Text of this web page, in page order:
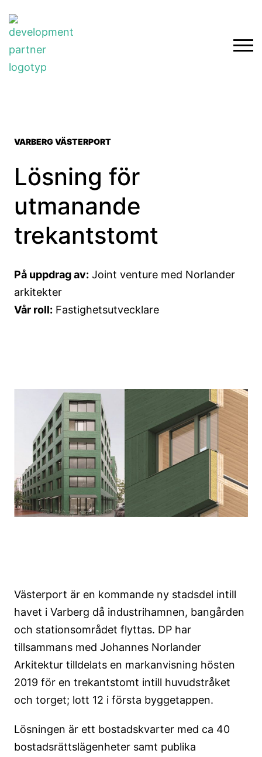
VARBERG VÄSTERPORT
Lösning för
utmanande
trekantstomt
På uppdrag av: Joint venture med Norlander
arkitekter
Vår roll: Fastighetsutvecklare
Västerport är en kommande ny stadsdel intill
havet i Varberg då industrihamnen, bangården
och stationsområdet flyttas. DP har
tillsammans med Johannes Norlander
Arkitektur tilldelats en markanvisning hösten
2019 för en trekantstomt intill huvudstråket
och torget; lott 12 i första byggetappen.
Lösningen är ett bostadskvarter med ca 40
bostadsrättslägenheter samt publika